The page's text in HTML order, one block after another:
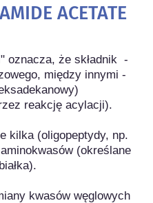
ACETATE
oznacza, że składnik  -
między innymi -
reakcję acylacji).
kilka (oligopeptydy, np.
(określane
kwasów węglowych